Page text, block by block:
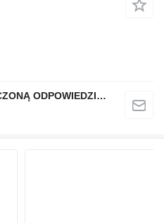
QINDITO SPÓŁKA Z OGRANICZONĄ ODPOWIEDZIALNOŚCIĄ